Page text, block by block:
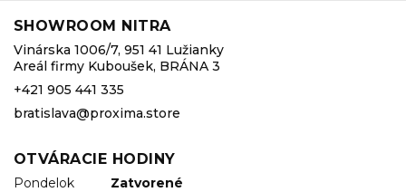
SHOWROOM NITRA
Vinárska 1006/7, 951 41 Lužianky
Areál firmy Kuboušek, BRÁNA 3
+421 905 441 335
bratislava@proxima.store
OTVÁRACIE HODINY
Pondelok
Zatvorené